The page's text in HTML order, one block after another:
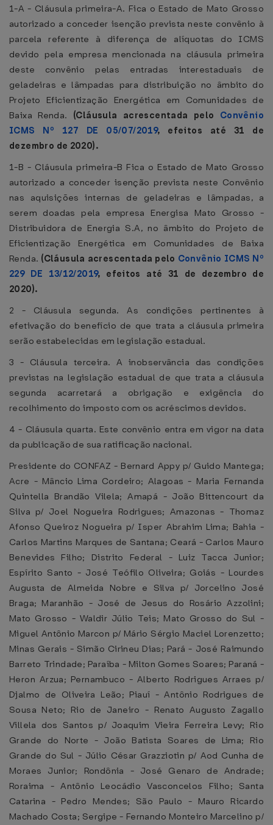
1-A - Cláusula primeira-A. Fica o Estado de Mato Grosso
autorizado a conceder isenção prevista neste convênio à
parcela referente à diferença de alíquotas do ICMS
devido pela empresa mencionada na cláusula primeira
deste convênio pelas entradas interestaduais de
geladeiras e lâmpadas para distribuição no âmbito do
Projeto Eficientização Energética em Comunidades de
Baixa Renda. (Cláusula acrescentada pelo Convênio
ICMS Nº 127 DE 05/07/2019, efeitos até 31 de
dezembro de 2020).
1-B - Cláusula primeira-B Fica o Estado de Mato Grosso
autorizado a conceder isenção prevista neste Convênio
nas aquisições internas de geladeiras e lâmpadas, a
serem doadas pela empresa Energisa Mato Grosso -
Distribuidora de Energia S.A, no âmbito do Projeto de
Eficientização Energética em Comunidades de Baixa
Renda. (Cláusula acrescentada pelo Convênio ICMS Nº
229 DE 13/12/2019, efeitos até 31 de dezembro de
2020).
2 - Cláusula segunda. As condições pertinentes à
efetivação do benefício de que trata a cláusula primeira
serão estabelecidas em legislação estadual.
3 - Cláusula terceira. A inobservância das condições
previstas na legislação estadual de que trata a cláusula
segunda acarretará a obrigação e exigência do
recolhimento do imposto com os acréscimos devidos.
4 - Cláusula quarta. Este convênio entra em vigor na data
da publicação de sua ratificação nacional.
Presidente do CONFAZ - Bernard Appy p/ Guido Mantega;
Acre - Mâncio Lima Cordeiro; Alagoas - Maria Fernanda
Quintella Brandão Vilela; Amapá - João Bittencourt da
Silva p/ Joel Nogueira Rodrigues; Amazonas - Thomaz
Afonso Queiroz Nogueira p/ Isper Abrahim Lima; Bahia -
Carlos Martins Marques de Santana; Ceará - Carlos Mauro
Benevides Filho; Distrito Federal - Luiz Tacca Junior;
Espírito Santo - José Teófilo Oliveira; Goiás - Lourdes
Augusta de Almeida Nobre e Silva p/ Jorcelino José
Braga; Maranhão - José de Jesus do Rosário Azzolini;
Mato Grosso - Waldir Júlio Teis; Mato Grosso do Sul -
Miguel Antônio Marcon p/ Mário Sérgio Maciel Lorenzetto;
Minas Gerais - Simão Cirineu Dias; Pará - José Raimundo
Barreto Trindade; Paraíba - Milton Gomes Soares; Paraná -
Heron Arzua; Pernambuco - Alberto Rodrigues Arraes p/
Djalmo de Oliveira Leão; Piauí - Antônio Rodrigues de
Sousa Neto; Rio de Janeiro - Renato Augusto Zagallo
Villela dos Santos p/ Joaquim Vieira Ferreira Levy; Rio
Grande do Norte - João Batista Soares de Lima; Rio
Grande do Sul - Júlio César Grazziotin p/ Aod Cunha de
Moraes Junior; Rondônia - José Genaro de Andrade;
Roraima - Antônio Leocádio Vasconcelos Filho; Santa
Catarina - Pedro Mendes; São Paulo - Mauro Ricardo
Machado Costa; Sergipe - Fernando Monteiro Marcelino p/